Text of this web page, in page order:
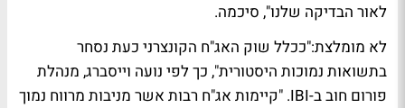
לאור הבדיקה שלנו", סיכמה.
לא מומלצת:"ככלל שוק האג"ח הקונצרני כעת נסחר
בתשואות נמוכות היסטורית", כך לפי נועה וייסברג, מנהלת
פורום חוב ב-IBI. "קיימות אג"ח רבות אשר מניבות מרווח נמוך